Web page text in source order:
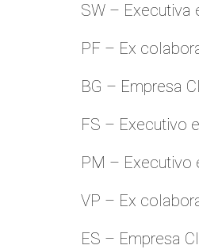
SW – Executiva
PF – Ex
BG – Empresa
FS – Executivo
PM – Executivo
VP – Ex
ES – Empresa